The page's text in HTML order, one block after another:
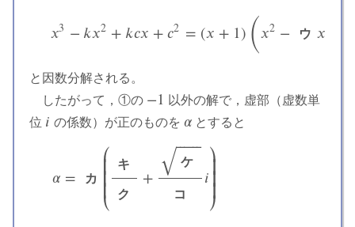
𝑥3 − 𝑘𝑥2 + 𝑘𝑐𝑥 +𝑐2 = (𝑥 + 1) (𝑥2 − ウ 𝑥
x 3− kx2+ kcx+c 2=( x+1)(x 2 − ウ x + エ オ
と因数分解される。
したがって，①の −1
−1
以外の解で，虚部（虚数単
位 𝑖
i の係数）が正のものを 𝛼
α とすると
𝛼 = カ




 キ
ク
+
ケ
⎯ ⎯
⎯⎯⎯⎯
√
コ
𝑖




α= カ ( キ ク + ケ コ i)